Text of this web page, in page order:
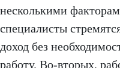
несколькими
специалисты
доход без
работу. Во-вторых,